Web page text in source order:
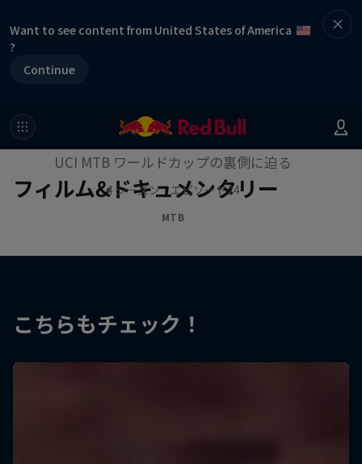
Want to see content from United States of America
?
Continue
フィルム&ドキュメンタリー
作品名【ファスト・ライフ】
UCI MTB ワールドカップの裏側に迫る
4 シーズン · エピソード24
MTB
こちらもチェック！